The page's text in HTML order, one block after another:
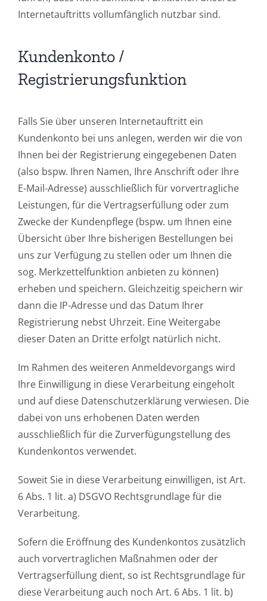
Internetauftritts vollumfänglich nutzbar sind.
Kundenkonto /
Registrierungsfunktion
Falls Sie über unseren Internetauftritt ein
Kundenkonto bei uns anlegen, werden wir die von
Ihnen bei der Registrierung eingegebenen Daten
(also bspw. Ihren Namen, Ihre Anschrift oder Ihre
E-Mail-Adresse) ausschließlich für vorvertragliche
Leistungen, für die Vertragserfüllung oder zum
Zwecke der Kundenpflege (bspw. um Ihnen eine
Übersicht über Ihre bisherigen Bestellungen bei
uns zur Verfügung zu stellen oder um Ihnen die
sog. Merkzettelfunktion anbieten zu können)
erheben und speichern. Gleichzeitig speichern wir
dann die IP-Adresse und das Datum Ihrer
Registrierung nebst Uhrzeit. Eine Weitergabe
dieser Daten an Dritte erfolgt natürlich nicht.
Im Rahmen des weiteren Anmeldevorgangs wird
Ihre Einwilligung in diese Verarbeitung eingeholt
und auf diese Datenschutzerklärung verwiesen. Die
dabei von uns erhobenen Daten werden
ausschließlich für die Zurverfügungstellung des
Kundenkontos verwendet.
Soweit Sie in diese Verarbeitung einwilligen, ist Art.
6 Abs. 1 lit. a) DSGVO Rechtsgrundlage für die
Verarbeitung.
Sofern die Eröffnung des Kundenkontos zusätzlich
auch vorvertraglichen Maßnahmen oder der
Vertragserfüllung dient, so ist Rechtsgrundlage für
diese Verarbeitung auch noch Art. 6 Abs. 1 lit. b)